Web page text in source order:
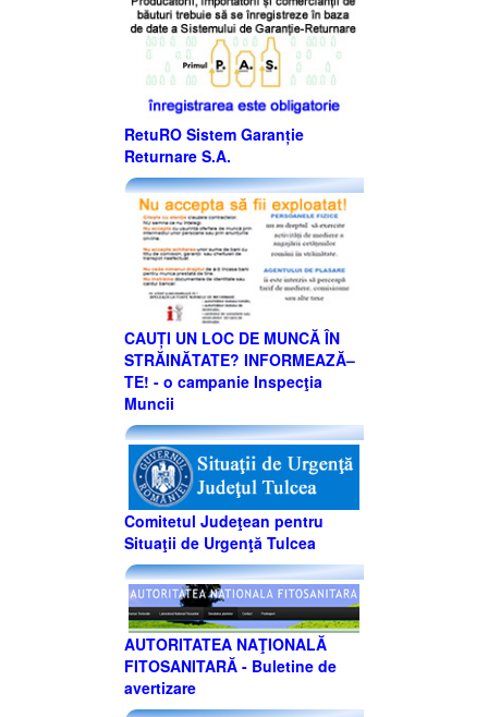
RetuRO Sistem Garanție
Returnare S.A.
CAUȚI UN LOC DE MUNCĂ ÎN
STRĂINĂTATE? INFORMEAZĂ–
TE! - o campanie Inspecţia
Muncii
Comitetul Judeţean pentru
Situaţii de Urgenţă Tulcea
AUTORITATEA NAŢIONALĂ
FITOSANITARĂ - Buletine de
avertizare